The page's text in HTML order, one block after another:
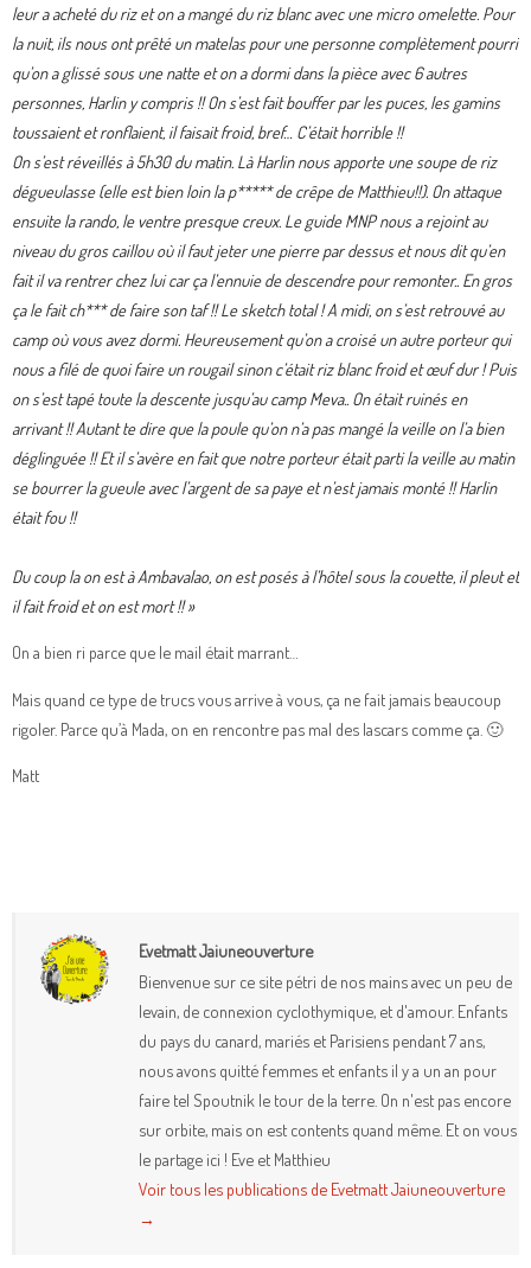
leur a acheté du riz et on a mangé du riz blanc avec une micro omelette. Pour
la nuit, ils nous ont prêté un matelas pour une personne complètement pourri
qu’on a glissé sous une natte et on a dormi dans la pièce avec 6 autres
personnes, Harlin y compris !! On s’est fait bouffer par les puces, les gamins
toussaient et ronflaient, il faisait froid, bref… C’était horrible !!
On s’est réveillés à 5h30 du matin. Là Harlin nous apporte une soupe de riz
dégueulasse (elle est bien loin la p***** de crêpe de Matthieu!!). On attaque
ensuite la rando, le ventre presque creux. Le guide MNP nous a rejoint au
niveau du gros caillou où il faut jeter une pierre par dessus et nous dit qu’en
fait il va rentrer chez lui car ça l’ennuie de descendre pour remonter.. En gros
ça le fait ch*** de faire son taf !! Le sketch total ! A midi, on s’est retrouvé au
camp où vous avez dormi. Heureusement qu’on a croisé un autre porteur qui
nous a filé de quoi faire un rougail sinon c’était riz blanc froid et œuf dur ! Puis
on s’est tapé toute la descente jusqu’au camp Meva.. On était ruinés en
arrivant !! Autant te dire que la poule qu’on n’a pas mangé la veille on l’a bien
déglinguée !! Et il s’avère en fait que notre porteur était parti la veille au matin
se bourrer la gueule avec l’argent de sa paye et n’est jamais monté !! Harlin
était fou !!
Du coup la on est à Ambavalao, on est posés à l’hôtel sous la couette, il pleut et
il fait froid et on est mort !! »
On a bien ri parce que le mail était marrant…
Mais quand ce type de trucs vous arrive à vous, ça ne fait jamais beaucoup
rigoler. Parce qu’à Mada, on en rencontre pas mal des lascars comme ça. 🙂
Matt
Evetmatt Jaiuneouverture
Bienvenue sur ce site pétri de nos mains avec un peu de
levain, de connexion cyclothymique, et d'amour. Enfants
du pays du canard, mariés et Parisiens pendant 7 ans,
nous avons quitté femmes et enfants il y a un an pour
faire tel Spoutnik le tour de la terre. On n'est pas encore
sur orbite, mais on est contents quand même. Et on vous
le partage ici ! Eve et Matthieu
Voir tous les publications de Evetmatt Jaiuneouverture
→